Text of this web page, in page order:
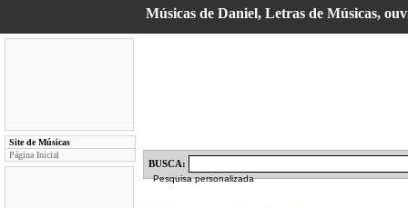
Músicas de Daniel, Letras de Músicas,
Site de Músicas
Página Inicial
BUSCA:
Pesquisa personalizada